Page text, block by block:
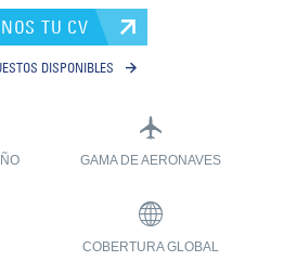
TU CV
DISPONIBLES
GAMA DE AERONAVES
COBERTURA GLOBAL